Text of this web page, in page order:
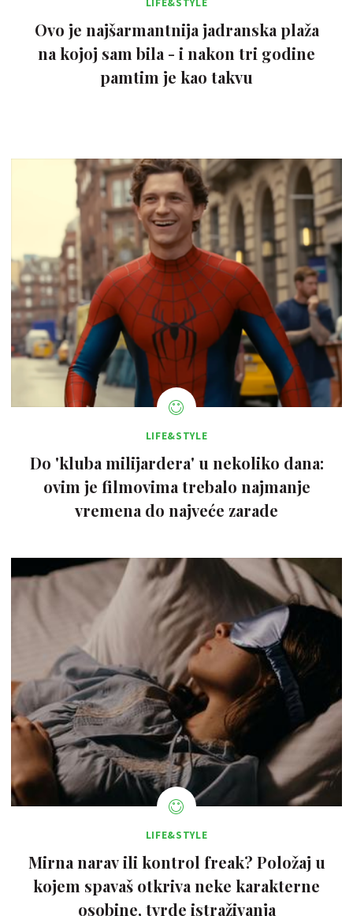
Ovo je najšarmantnija jadranska plaža
na kojoj sam bila - i nakon tri godine
pamtim je kao takvu
LIFE&STYLE
Do 'kluba milijardera' u nekoliko dana:
ovim je filmovima trebalo najmanje
vremena do najveće zarade
LIFE&STYLE
Mirna narav ili kontrol freak? Položaj u
kojem spavaš otkriva neke karakterne
osobine, tvrde istraživanja